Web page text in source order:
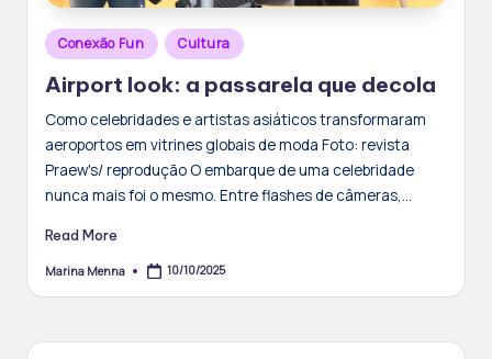
Posted
in
Conexão Fun Cultura
Airport look: a passarela que decola
Como celebridades e artistas asiáticos transformaram
aeroportos em vitrines globais de moda Foto: revista
Praew's/ reprodução O embarque de uma celebridade
nunca mais foi o mesmo. Entre flashes de câmeras,…
Read More
Posted
Marina Menna 10/10/2025